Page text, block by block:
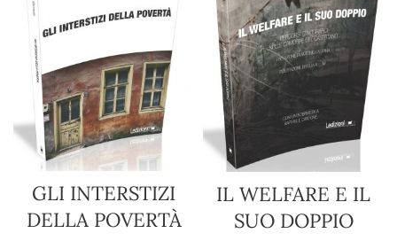
GLI INTERSTIZI
DELLA POVERTÀ
IL WELFARE E IL
SUO DOPPIO